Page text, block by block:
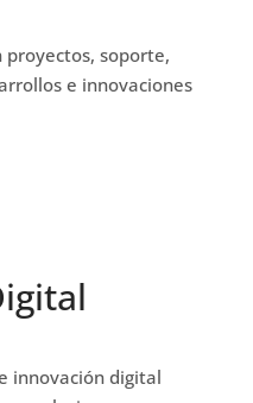
proyectos, soporte,
e innovaciones
innovación digital